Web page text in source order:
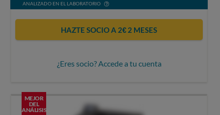
ANALIZADO EN EL LABORATORIO
HAZTE SOCIO A 2€ 2 MESES
¿Eres socio? Accede a tu cuenta
MEJOR
DEL
ANÁLISIS